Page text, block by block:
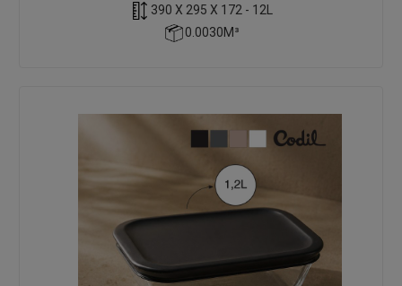
390 X 295 X 172 - 12L
0.0030M³